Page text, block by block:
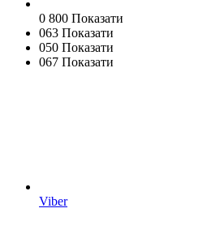
0 800 Показати
063 Показати
050 Показати
067 Показати
Viber